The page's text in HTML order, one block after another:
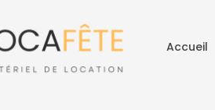
Accueil